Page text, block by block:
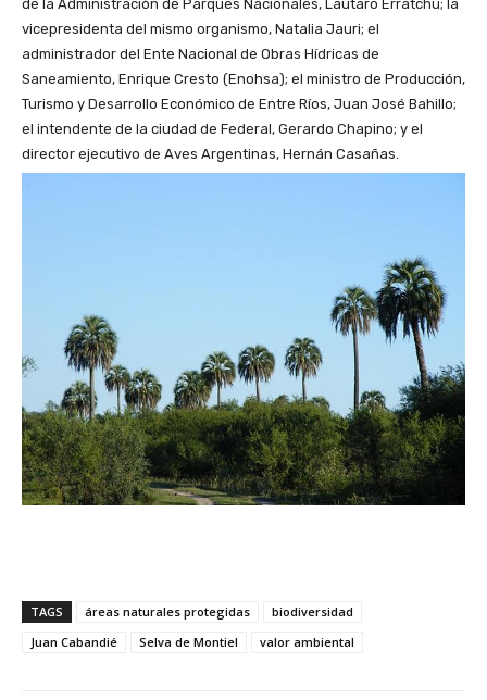
de la Administración de Parques Nacionales, Lautaro Erratchu; la
vicepresidenta del mismo organismo, Natalia Jauri; el
administrador del Ente Nacional de Obras Hídricas de
Saneamiento, Enrique Cresto (Enohsa); el ministro de Producción,
Turismo y Desarrollo Económico de Entre Ríos, Juan José Bahillo;
el intendente de la ciudad de Federal, Gerardo Chapino; y el
director ejecutivo de Aves Argentinas, Hernán Casañas.
TAGS áreas naturales protegidas
biodiversidad
Juan Cabandié
Selva de Montiel valor ambiental